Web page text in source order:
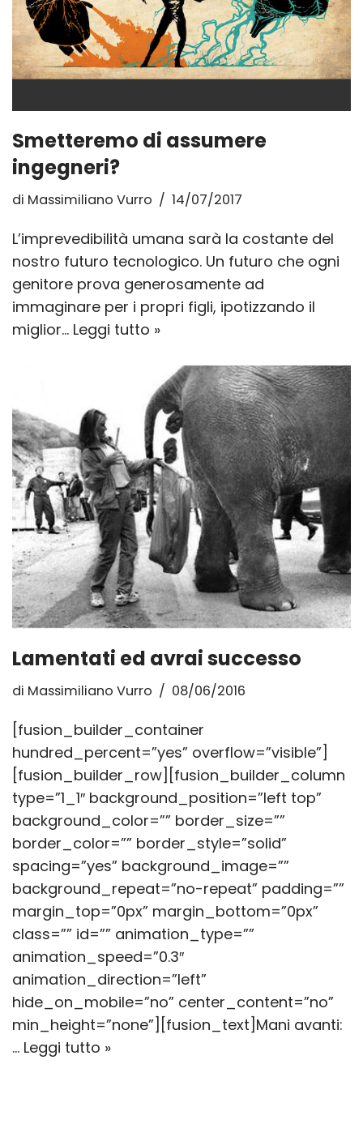
Smetteremo di assumere
ingegneri?
di Massimiliano Vurro 14/07/2017
L’imprevedibilità umana sarà la costante del
nostro futuro tecnologico. Un futuro che ogni
genitore prova generosamente ad
immaginare per i propri figli, ipotizzando il
miglior… Leggi tutto »
Lamentati ed avrai successo
di Massimiliano Vurro 08/06/2016
[fusion_builder_container
hundred_percent=”yes” overflow=”visible”]
[fusion_builder_row][fusion_builder_column
type=”1_1″ background_position=”left top”
background_color=”” border_size=””
border_color=”” border_style=”solid”
spacing=”yes” background_image=””
background_repeat=”no-repeat” padding=””
margin_top=”0px” margin_bottom=”0px”
class=”” id=”” animation_type=””
animation_speed=”0.3″
animation_direction=”left”
hide_on_mobile=”no” center_content=”no”
min_height=”none”][fusion_text]Mani avanti:
… Leggi tutto »